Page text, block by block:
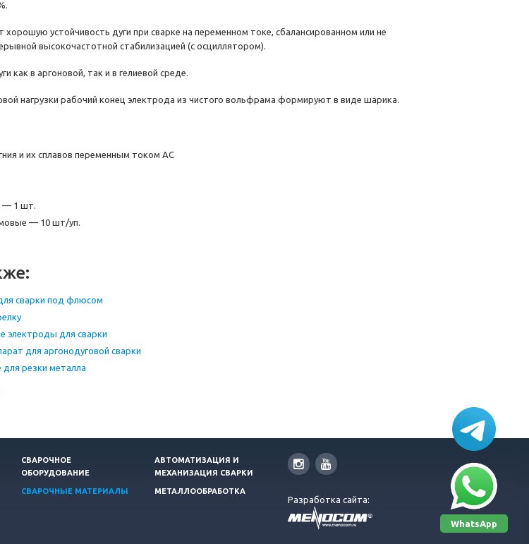
устойчивость дуги при сварке на переменном токе, сбалансированном или не
высокочастотной стабилизацией (с осциллятором).
как в аргоновой, так и в гелиевой среде.
нагрузки рабочий конец электрода из чистого вольфрама формируют в виде шарика.
и их сплавов переменным током АС
— 1 шт.
— 10 шт/уп.
сварки под флюсом
электроды для сварки
для аргонодуговой сварки
для резки металла
СВАРОЧНОЕ
ОБОРУДОВАНИЕ
АВТОМАТИЗАЦИЯ И
МЕХАНИЗАЦИЯ СВАРКИ
СВАРОЧНЫЕ МАТЕРИАЛЫ МЕТАЛЛООБРАБОТКА
Разработка сайта:
WhatsApp